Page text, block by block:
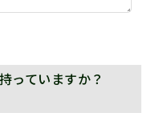
っていますか？